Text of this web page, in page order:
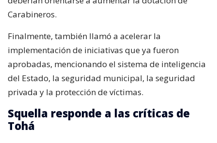
Carabineros.
Finalmente, también llamó a acelerar la
implementación de iniciativas que ya fueron
aprobadas, mencionando el sistema de inteligencia
del Estado, la seguridad municipal, la seguridad
privada y la protección de víctimas.
Squella responde a las críticas de
Tohá